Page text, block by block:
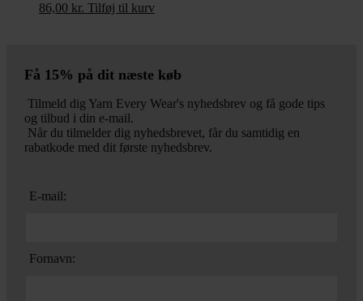
86,00 kr. Tilføj til kurv
Få 15% på dit næste køb
Tilmeld dig Yarn Every Wear's nyhedsbrev og få gode tips
og tilbud i din e-mail.
Når du tilmelder dig nyhedsbrevet, får du samtidig en
rabatkode med dit første nyhedsbrev.
E-mail:
Fornavn: